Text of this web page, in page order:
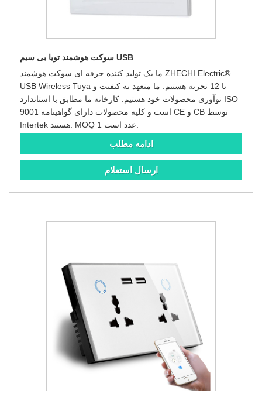
سوکت هوشمند تویا بی سیم USB
ما یک تولید کننده حرفه ای سوکت هوشمند ZHECHI Electric®
USB Wireless Tuya با 12 تجربه هستیم. ما متعهد به کیفیت و
نوآوری محصولات خود هستیم. کارخانه ما مطابق با استاندارد ISO
9001 است و کلیه محصولات دارای گواهینامه CE و CB توسط
ادامه مطلب
ارسال استعلام